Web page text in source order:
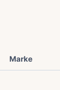
Marke